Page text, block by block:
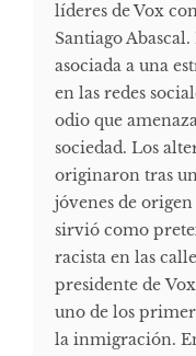
líderes de Vox
Santiago
asociada a una
en las redes
odio que
sociedad. Los
originaron tras
jóvenes de
sirvió como
racista en las
presidente de
uno de los
la inmigración.